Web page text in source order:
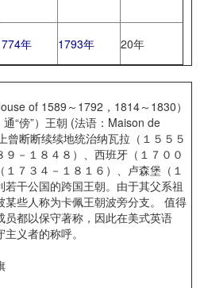
年 1793年 20年
of 1589～1792，1814～1830）
傍”）王朝 (法语：Maison de
曾断断续续地统治纳瓦拉（１５５５
９－１８４８）、西班牙（１７００
７３４－１８１６）、卢森堡（１
若干公国的跨国王朝。由于其父系祖
些人称为卡佩王朝波旁分支。 值得
都以保守著称，因此在美式英语
义者的称呼。